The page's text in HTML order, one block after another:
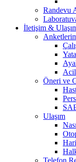
Randevu
İletişim &
Öneri ve
Ulaşım
Telefon